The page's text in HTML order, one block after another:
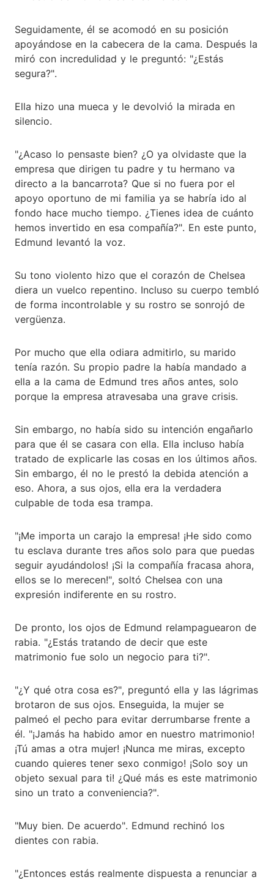
Seguidamente, él se acomodó en su posición
apoyándose en la cabecera de la cama. Después la
miró con incredulidad y le preguntó: "¿Estás
segura?".
Ella hizo una mueca y le devolvió la mirada en
silencio.
"¿Acaso lo pensaste bien? ¿O ya olvidaste que la
empresa que dirigen tu padre y tu hermano va
directo a la bancarrota? Que si no fuera por el
apoyo oportuno de mi familia ya se habría ido al
fondo hace mucho tiempo. ¿Tienes idea de cuánto
hemos invertido en esa compañía?". En este punto,
Edmund levantó la voz.
Su tono violento hizo que el corazón de Chelsea
diera un vuelco repentino. Incluso su cuerpo tembló
de forma incontrolable y su rostro se sonrojó de
vergüenza.
Por mucho que ella odiara admitirlo, su marido
tenía razón. Su propio padre la había mandado a
ella a la cama de Edmund tres años antes, solo
porque la empresa atravesaba una grave crisis.
Sin embargo, no había sido su intención engañarlo
para que él se casara con ella. Ella incluso había
tratado de explicarle las cosas en los últimos años.
Sin embargo, él no le prestó la debida atención a
eso. Ahora, a sus ojos, ella era la verdadera
culpable de toda esa trampa.
"¡Me importa un carajo la empresa! ¡He sido como
tu esclava durante tres años solo para que puedas
seguir ayudándolos! ¡Si la compañía fracasa ahora,
ellos se lo merecen!", soltó Chelsea con una
expresión indiferente en su rostro.
De pronto, los ojos de Edmund relampaguearon de
rabia. "¿Estás tratando de decir que este
matrimonio fue solo un negocio para ti?".
"¿Y qué otra cosa es?", preguntó ella y las lágrimas
brotaron de sus ojos. Enseguida, la mujer se
palmeó el pecho para evitar derrumbarse frente a
él. "¡Jamás ha habido amor en nuestro matrimonio!
¡Tú amas a otra mujer! ¡Nunca me miras, excepto
cuando quieres tener sexo conmigo! ¡Solo soy un
objeto sexual para ti! ¿Qué más es este matrimonio
sino un trato a conveniencia?".
"Muy bien. De acuerdo". Edmund rechinó los
dientes con rabia.
"¿Entonces estás realmente dispuesta a renunciar a